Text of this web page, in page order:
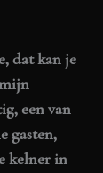
dat kan je
een van
gasten,
kelner in